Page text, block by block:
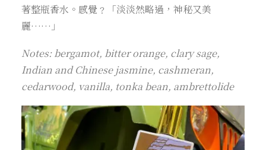
著整瓶香水。感覺﹖「淡淡然略過，神秘又美
麗……」
Notes: bergamot, bitter orange, clary sage,
Indian and Chinese jasmine, cashmeran,
cedarwood, vanilla, tonka bean, ambrettolide